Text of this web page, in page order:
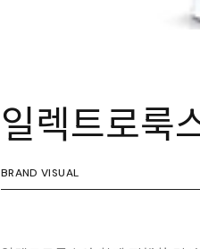
일렉트로룩
BRAND VISUAL